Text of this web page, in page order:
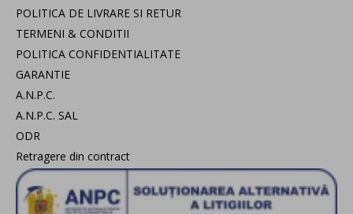
POLITICA DE LIVRARE SI RETUR
TERMENI & CONDITII
POLITICA CONFIDENTIALITATE
GARANTIE
A.N.P.C.
A.N.P.C. SAL
ODR
Retragere din contract